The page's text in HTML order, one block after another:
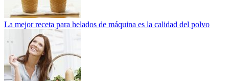
La mejor receta para helados de máquina es la calidad del polvo